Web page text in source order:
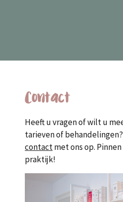
Contact
Heeft u vragen of wilt u
tarieven of
contactmet ons op.
praktijk!